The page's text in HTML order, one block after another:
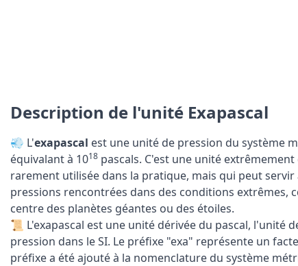
Description de l'unité Exapascal
💨 L'exapascal est une unité de pression du système
équivalant à 1018 pascals. C'est une unité extrêmement
rarement utilisée dans la pratique, mais qui peut servir
pressions rencontrées dans des conditions extrêmes,
centre des planètes géantes ou des étoiles.
📜 L'exapascal est une unité dérivée du pascal, l'unité
pression dans le SI. Le préfixe "exa" représente un
préfixe a été ajouté à la nomenclature du système